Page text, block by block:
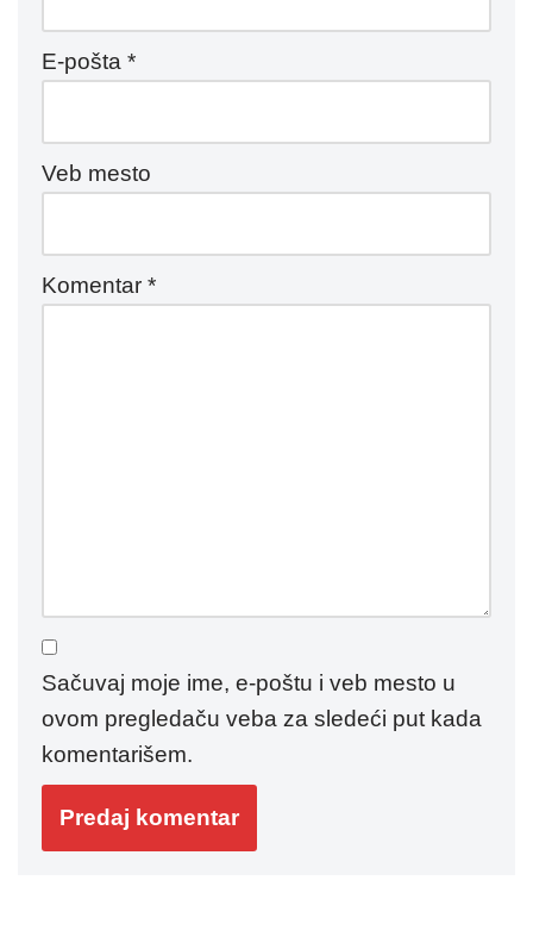
E-pošta *
Veb mesto
Komentar *
Sačuvaj moje ime, e-poštu i veb mesto u
ovom pregledaču veba za sledeći put kada
komentarišem.